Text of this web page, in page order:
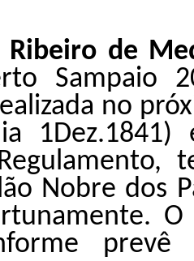
de
Sampaio
no
Nobre dos